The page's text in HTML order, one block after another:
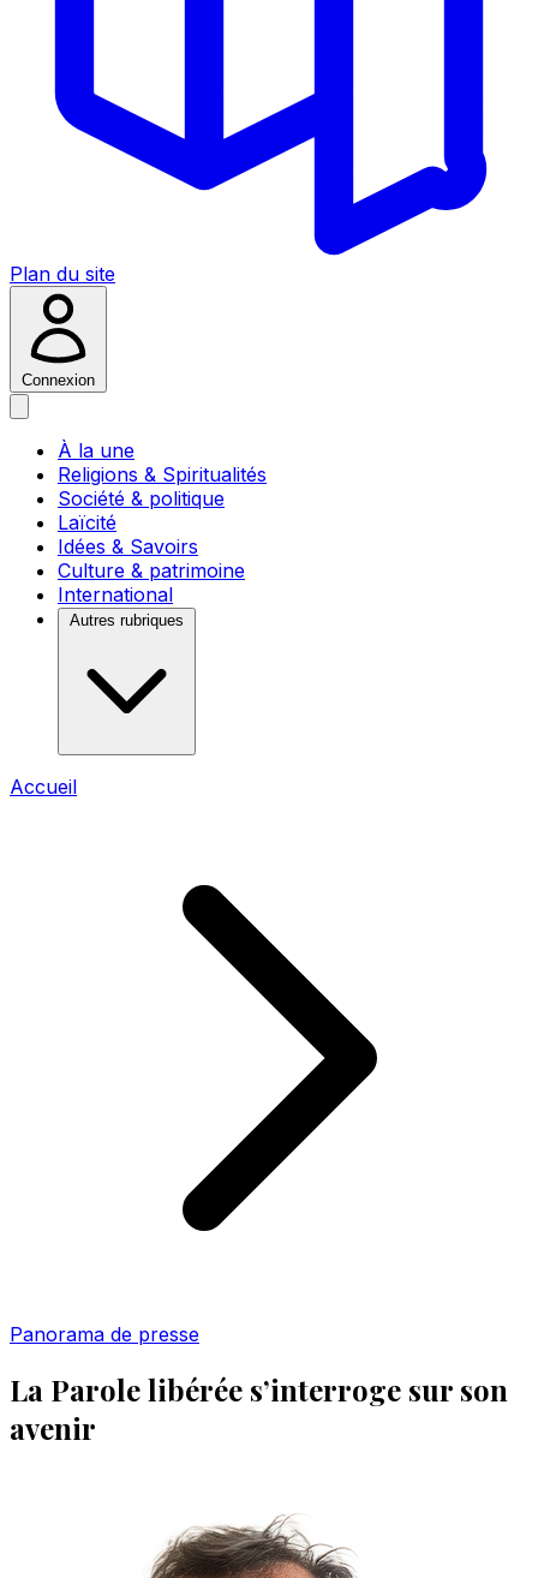
Plan du site
Connexion
À la une
Religions & Spiritualités
Société & politique
Laïcité
Idées & Savoirs
Culture & patrimoine
International
Autres rubriques
Accueil
Panorama de presse
La Parole libérée s’interroge sur son
avenir